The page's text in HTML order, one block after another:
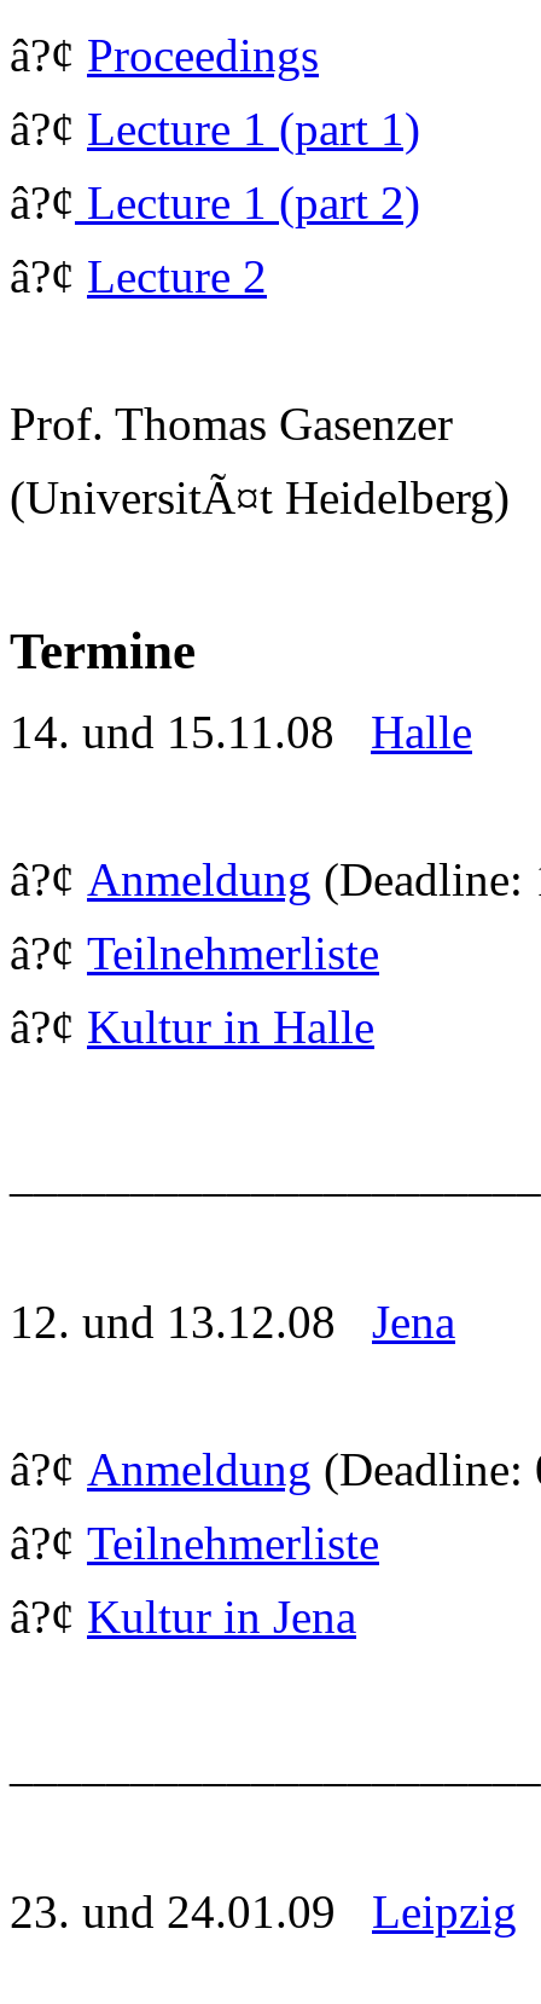
â?¢ Proceedings
â?¢ Lecture 1 (part 1)
â?¢ Lecture 1 (part 2)
â?¢ Lecture 2
Prof. Thomas Gasenzer
(UniversitÃ¤t Heidelberg)
Termine
14. und 15.11.08 Halle
â?¢ Anmeldung (Deadline:
â?¢ Teilnehmerliste
â?¢ Kultur in Halle
12. und 13.12.08 Jena
â?¢ Anmeldung (Deadline:
â?¢ Teilnehmerliste
â?¢ Kultur in Jena
23. und 24.01.09 Leipzig